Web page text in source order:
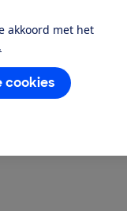
akkoord met het
cookies